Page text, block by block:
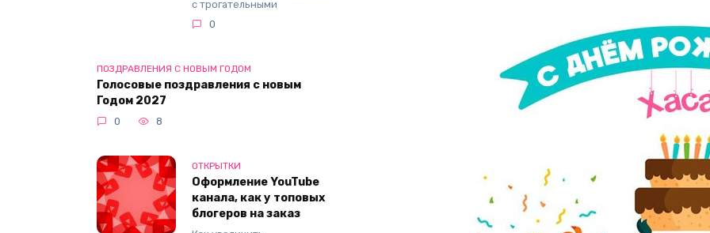
с трогательными
0
ПОЗДРАВЛЕНИЯ С НОВЫМ ГОДОМ
Голосовые поздравления с новым
Годом 2027
0 8
ОТКРЫТКИ
Оформление YouTube
канала, как у топовых
блогеров на заказ